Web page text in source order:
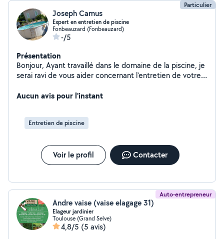
Particulier
Joseph Camus
Expert en entretien de piscine
Fonbeauzard (Fonbeauzard)
-/5
Présentation
Bonjour, Ayant travaillé dans le domaine de la piscine, je
serai ravi de vous aider concernant l'entretien de votre
d'informations.
Aucun avis pour l'instant
Entretien de piscine
Voir le profil Contacter
Auto-entrepreneur
Andre vaise (vaise elagage 31)
Elageur jardinier
Toulouse (Grand Selve)
4,8/5 (5 avis)